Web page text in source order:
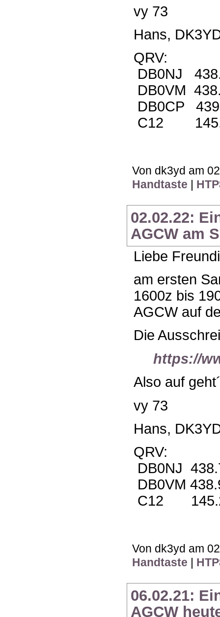
vy 73
Hans,
QRV:
DB0NJ
DB0VM
DB0CP
C12
Von dk3yd am
Handtaste
02.02.22:
AGCW am
Liebe
am ersten
1600z bis
AGCW auf
Die
https://
Also auf
vy 73
Hans,
QRV:
DB0NJ
DB0VM
C12
Von dk3yd am
Handtaste
06.02.21:
AGCW